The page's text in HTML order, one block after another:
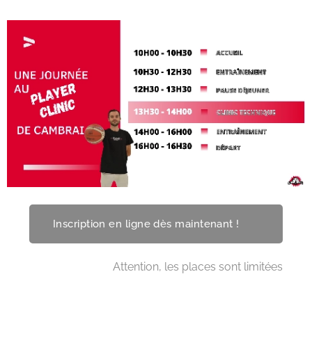
Inscription en ligne dès maintenant ! 🫵
⏰ Attention, les places sont limitées 🔥